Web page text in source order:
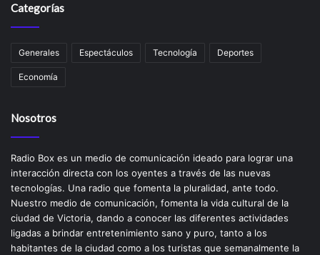
Categorías
Generales Espectáculos Tecnología Deportes
Economía
Nosotros
Radio Box es un medio de comunicación ideado para lograr una
interacción directa con los oyentes a través de las nuevas
tecnologías. Una radio que fomenta la pluralidad, ante todo.
Nuestro medio de comunicación, fomenta la vida cultural de la
ciudad de Victoria, dando a conocer las diferentes actividades
ligadas a brindar entretenimiento sano y puro, tanto a los
habitantes de la ciudad como a los turistas que semanalmente la